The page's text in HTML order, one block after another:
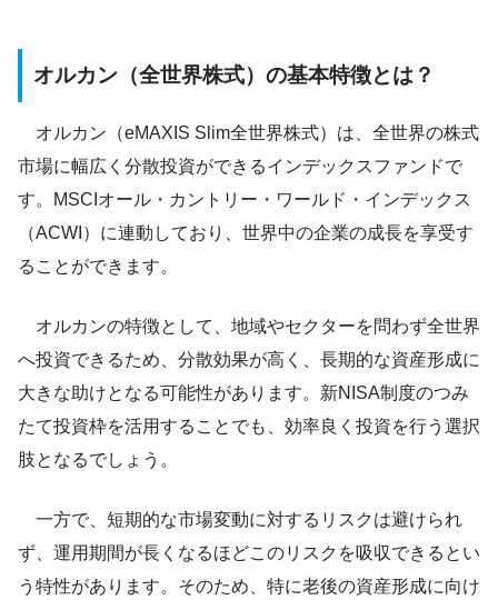
オルカン（全世界株式）の基本特徴とは？
オルカン（eMAXIS Slim全世界株式）は、全世界の株式
市場に幅広く分散投資ができるインデックスファンドで
す。MSCIオール・カントリー・ワールド・インデックス
（ACWI）に連動しており、世界中の企業の成長を享受す
ることができます。
オルカンの特徴として、地域やセクターを問わず全世界
へ投資できるため、分散効果が高く、長期的な資産形成に
大きな助けとなる可能性があります。新NISA制度のつみ
たて投資枠を活用することでも、効率良く投資を行う選択
肢となるでしょう。
一方で、短期的な市場変動に対するリスクは避けられ
ず、運用期間が長くなるほどこのリスクを吸収できるとい
う特性があります。そのため、特に老後の資産形成に向け